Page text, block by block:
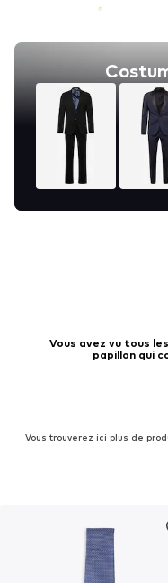
Vous avez vu tous
papillon qui
Vous trouverez ici plus de